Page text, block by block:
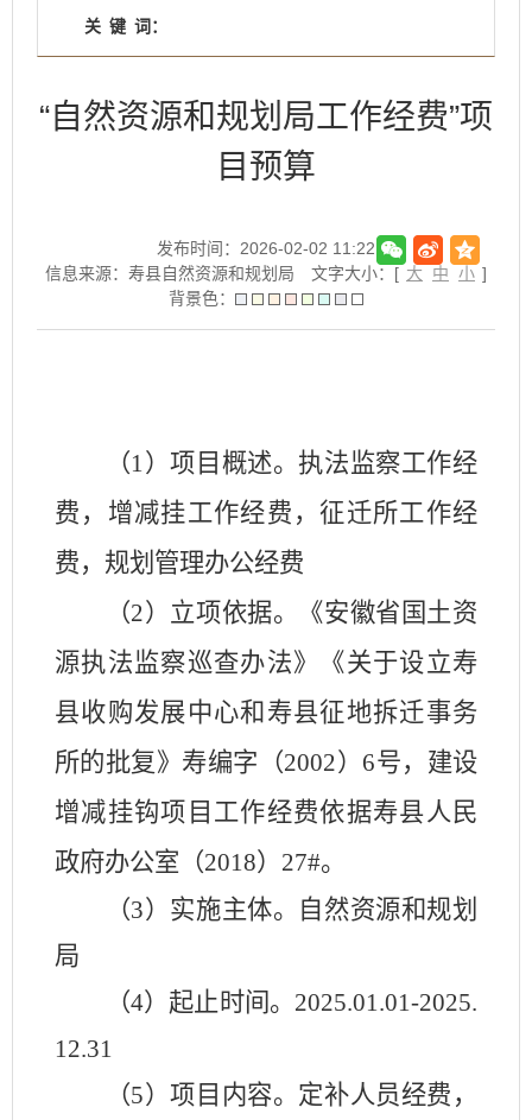
关 键 词：
“自然资源和规划局工作经费”项
目预算
发布时间：2026-02-02 11:22
信息来源：寿县自然资源和规划局
文字大小：[ 大 中 小 ]
背景色：
（1）项目概述。执法监察工作经
费，增减挂工作经费，征迁所工作经
费，规划管理办公经费
（2）立项依据。
《安徽省国土资
源执法监察巡查办法》《关于设立寿
县收购发展中心和寿县征地拆迁事务
所的批复》寿编字（2002）6号，建设
增减挂钩项目工作经费依据寿县人民
政府办公室（2018）27#。
（3）实施主体。
自然资源和规划
局
（4）起止时间。 2025.01.01-2025.
12.31
（5）项目内容。定补人员经费，